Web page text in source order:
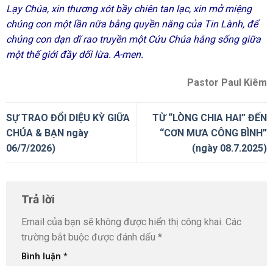
Lạy Chúa, xin thương xót bầy chiên tan lạc, xin mở miệng
chúng con một lần nữa bằng quyền năng của Tin Lành, để
chúng con dạn dĩ rao truyền một Cứu Chúa hằng sống giữa
một thế giới đầy dối lừa. A-men.
Pastor Paul Kiêm
SỰ TRAO ĐỔI DIỆU KỲ GIỮA
CHÚA & BẠN ngày
06/7/2026)
TỪ “LÒNG CHIA HAI” ĐẾN
“CƠN MƯA CÔNG BÌNH”
(ngày 08.7.2025)
Trả lời
Email của bạn sẽ không được hiển thị công khai. Các
trường bắt buộc được đánh dấu *
Bình luận *